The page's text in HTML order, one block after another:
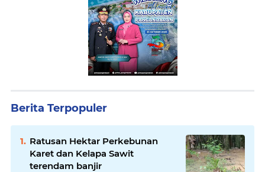
Berita Terpopuler
Ratusan Hektar Perkebunan
Karet dan Kelapa Sawit
terendam banjir